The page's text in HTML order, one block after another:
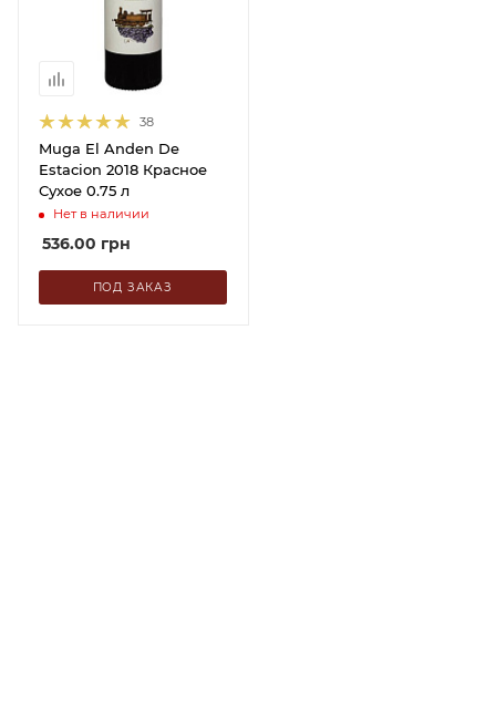
38
Muga El Anden De
Estacion 2018 Красное
Сухое 0.75 л
Нет в наличии
536.00 грн
ПОД ЗАКАЗ